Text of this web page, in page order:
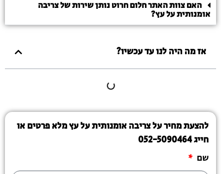
האם צוות האתר חלום חרוט נותן שירות של צריבה
אומנותית על עץ?
אז מה היה לנו עד עכשיו?
להצעת מחיר על צריבה אומנותית על עץ מלא פרטים או
חייג 052-5090464
שם